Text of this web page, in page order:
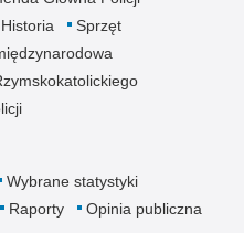
Historia
Sprzęt
Wybrane statystyki
Raporty Opinia publiczna